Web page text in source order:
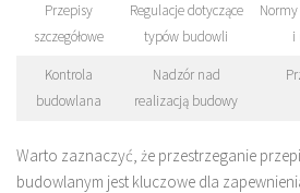
Przepisy
szczegółowe
Regulacje dotyczące
typów budowli
i
Kontrola
budowlana
Nadzór nad
realizacją budowy
Warto zaznaczyć, że przestrzeganie
budowlanym jest kluczowe dla